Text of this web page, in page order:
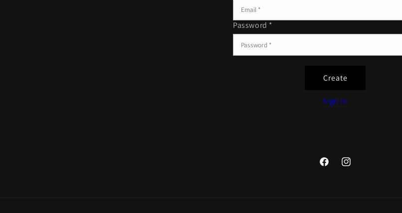
Password *
Create
Sign in
FacebookInstagram